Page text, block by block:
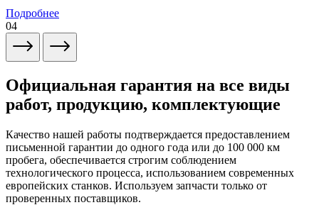
Подробнее
04
Официальная гарантия на все виды
работ, продукцию, комплектующие
Качество нашей работы подтверждается предоставлением
письменной гарантии до одного года или до 100 000 км
пробега, обеспечивается строгим соблюдением
технологического процесса, использованием современных
европейских станков. Используем запчасти только от
проверенных поставщиков.